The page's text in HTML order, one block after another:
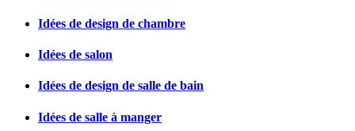
Idées de design de chambre
Idées de salon
Idées de design de salle de bain
Idées de salle à manger